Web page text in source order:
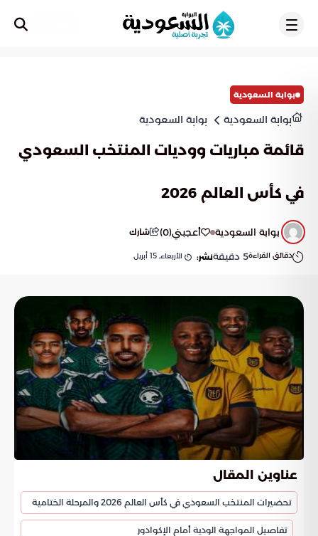
بوابة السعودية
بوابة السعودية بوابة السعودية
قائمة مباريات ووديات المنتخب السعودي
في كأس العالم 2026
بوابة السعودية أعجبني(
0
) شارك
دقائق القراءة5 دقيقةنشر: الأربعاء, 15 أبريل
عناوين المقال
تحضيرات المنتخب السعودي في كأس العالم 2026 والمرحلة الختامية
تفاصيل المواجهة الودية أمام الإكوادور